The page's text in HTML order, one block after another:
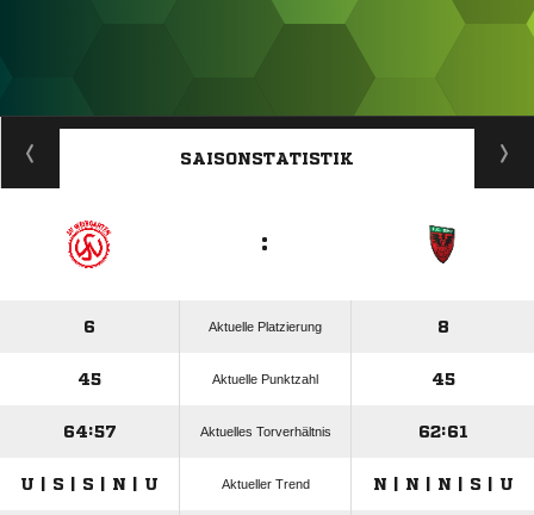
ANZEIGE
SAISONSTATISTIK
:
6 Aktuelle Platzierung 8
45 Aktuelle Punktzahl 45
64:57 Aktuelles Torverhältnis 62:61
U | S | S | N | U Aktueller Trend N | N | N | S | U